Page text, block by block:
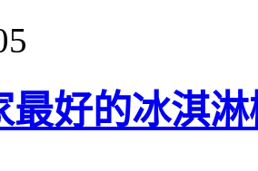
最好的冰淇